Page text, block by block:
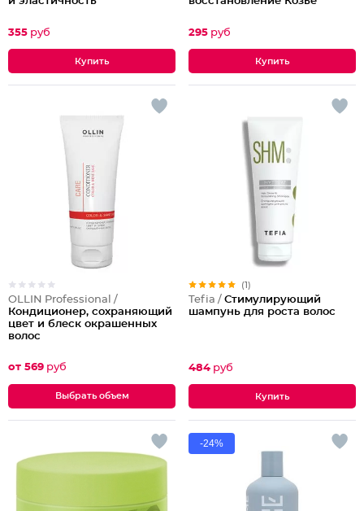
355 руб
295 руб
OLLIN Professional /
Кондиционер, сохраняющий
цвет и блеск окрашенных
волос
от 569 руб
Выбрать объем
(1)
Tefia / Стимулирующий
шампунь для роста волос
484 руб
-24%